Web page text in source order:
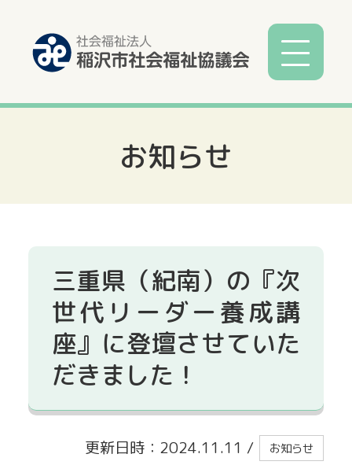
社協とは
社協事業
サービス
寄付募金
お知らせ
三重県（紀南）の『次
世代リーダー養成講
座』に登壇させていた
だきました！
更新日時：2024.11.11 / お知らせ